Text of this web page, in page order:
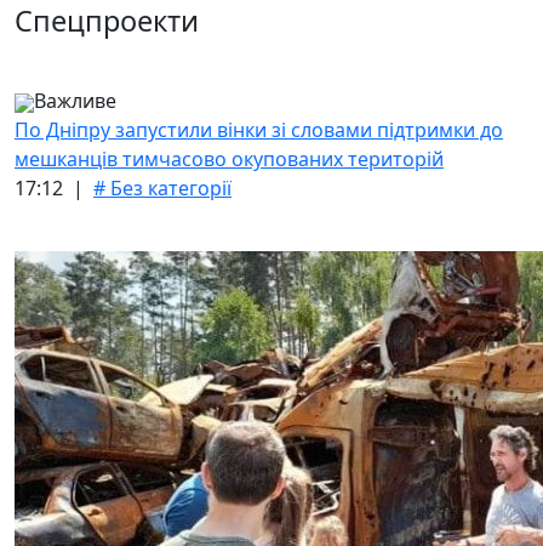
Спецпроекти
Важливе
По Дніпру запустили вінки зі словами підтримки до
мешканців тимчасово окупованих територій
17:12 | # Без категорії